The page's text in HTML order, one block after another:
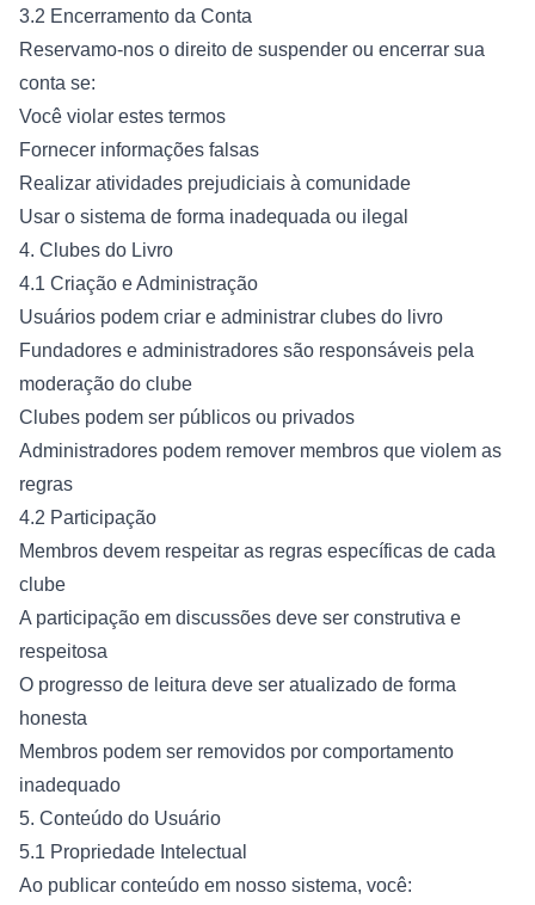
3.2 Encerramento da Conta
Reservamo-nos o direito de suspender ou encerrar sua
conta se:
Você violar estes termos
Fornecer informações falsas
Realizar atividades prejudiciais à comunidade
Usar o sistema de forma inadequada ou ilegal
4. Clubes do Livro
4.1 Criação e Administração
Usuários podem criar e administrar clubes do livro
Fundadores e administradores são responsáveis pela
moderação do clube
Clubes podem ser públicos ou privados
Administradores podem remover membros que violem as
regras
4.2 Participação
Membros devem respeitar as regras específicas de cada
clube
A participação em discussões deve ser construtiva e
respeitosa
O progresso de leitura deve ser atualizado de forma
honesta
Membros podem ser removidos por comportamento
inadequado
5. Conteúdo do Usuário
5.1 Propriedade Intelectual
Ao publicar conteúdo em nosso sistema, você: